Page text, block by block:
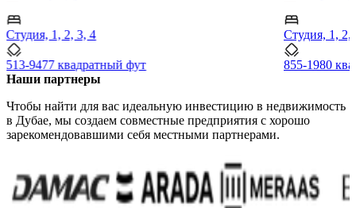
Студия, 1, 2, 3, 4
513-9477 квадратный фут
Студия, 1, 2,
855-1980
Наши партнеры
Чтобы найти для вас идеальную инвестицию в недвижимость
в Дубае, мы создаем совместные предприятия с хорошо
зарекомендовавшими себя местными партнерами.